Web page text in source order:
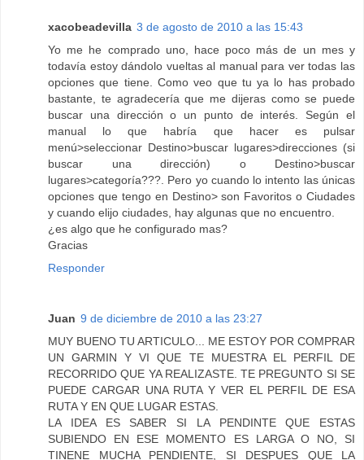
xacobeadevilla 3 de agosto de 2010 a las 15:43
Yo me he comprado uno, hace poco más de un mes y
todavía estoy dándolo vueltas al manual para ver todas las
opciones que tiene. Como veo que tu ya lo has probado
bastante, te agradecería que me dijeras como se puede
buscar una dirección o un punto de interés. Según el
manual lo que habría que hacer es pulsar
menú>seleccionar Destino>buscar lugares>direcciones (si
buscar una dirección) o Destino>buscar
lugares>categoría???. Pero yo cuando lo intento las únicas
opciones que tengo en Destino> son Favoritos o Ciudades
y cuando elijo ciudades, hay algunas que no encuentro.
¿es algo que he configurado mas?
Gracias
Responder
Juan 9 de diciembre de 2010 a las 23:27
MUY BUENO TU ARTICULO... ME ESTOY POR COMPRAR
UN GARMIN Y VI QUE TE MUESTRA EL PERFIL DE
RECORRIDO QUE YA REALIZASTE. TE PREGUNTO SI SE
PUEDE CARGAR UNA RUTA Y VER EL PERFIL DE ESA
RUTA Y EN QUE LUGAR ESTAS.
LA IDEA ES SABER SI LA PENDINTE QUE ESTAS
SUBIENDO EN ESE MOMENTO ES LARGA O NO, SI
TINENE MUCHA PENDIENTE, SI DESPUES QUE LA